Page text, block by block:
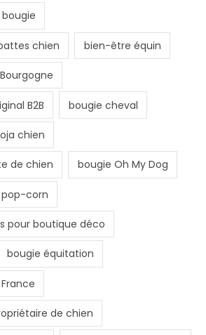
chien bien-être équin
B2B bougie cheval
chien
de chien bougie Oh My Dog
corn
pour boutique déco
bougie équitation
de chien